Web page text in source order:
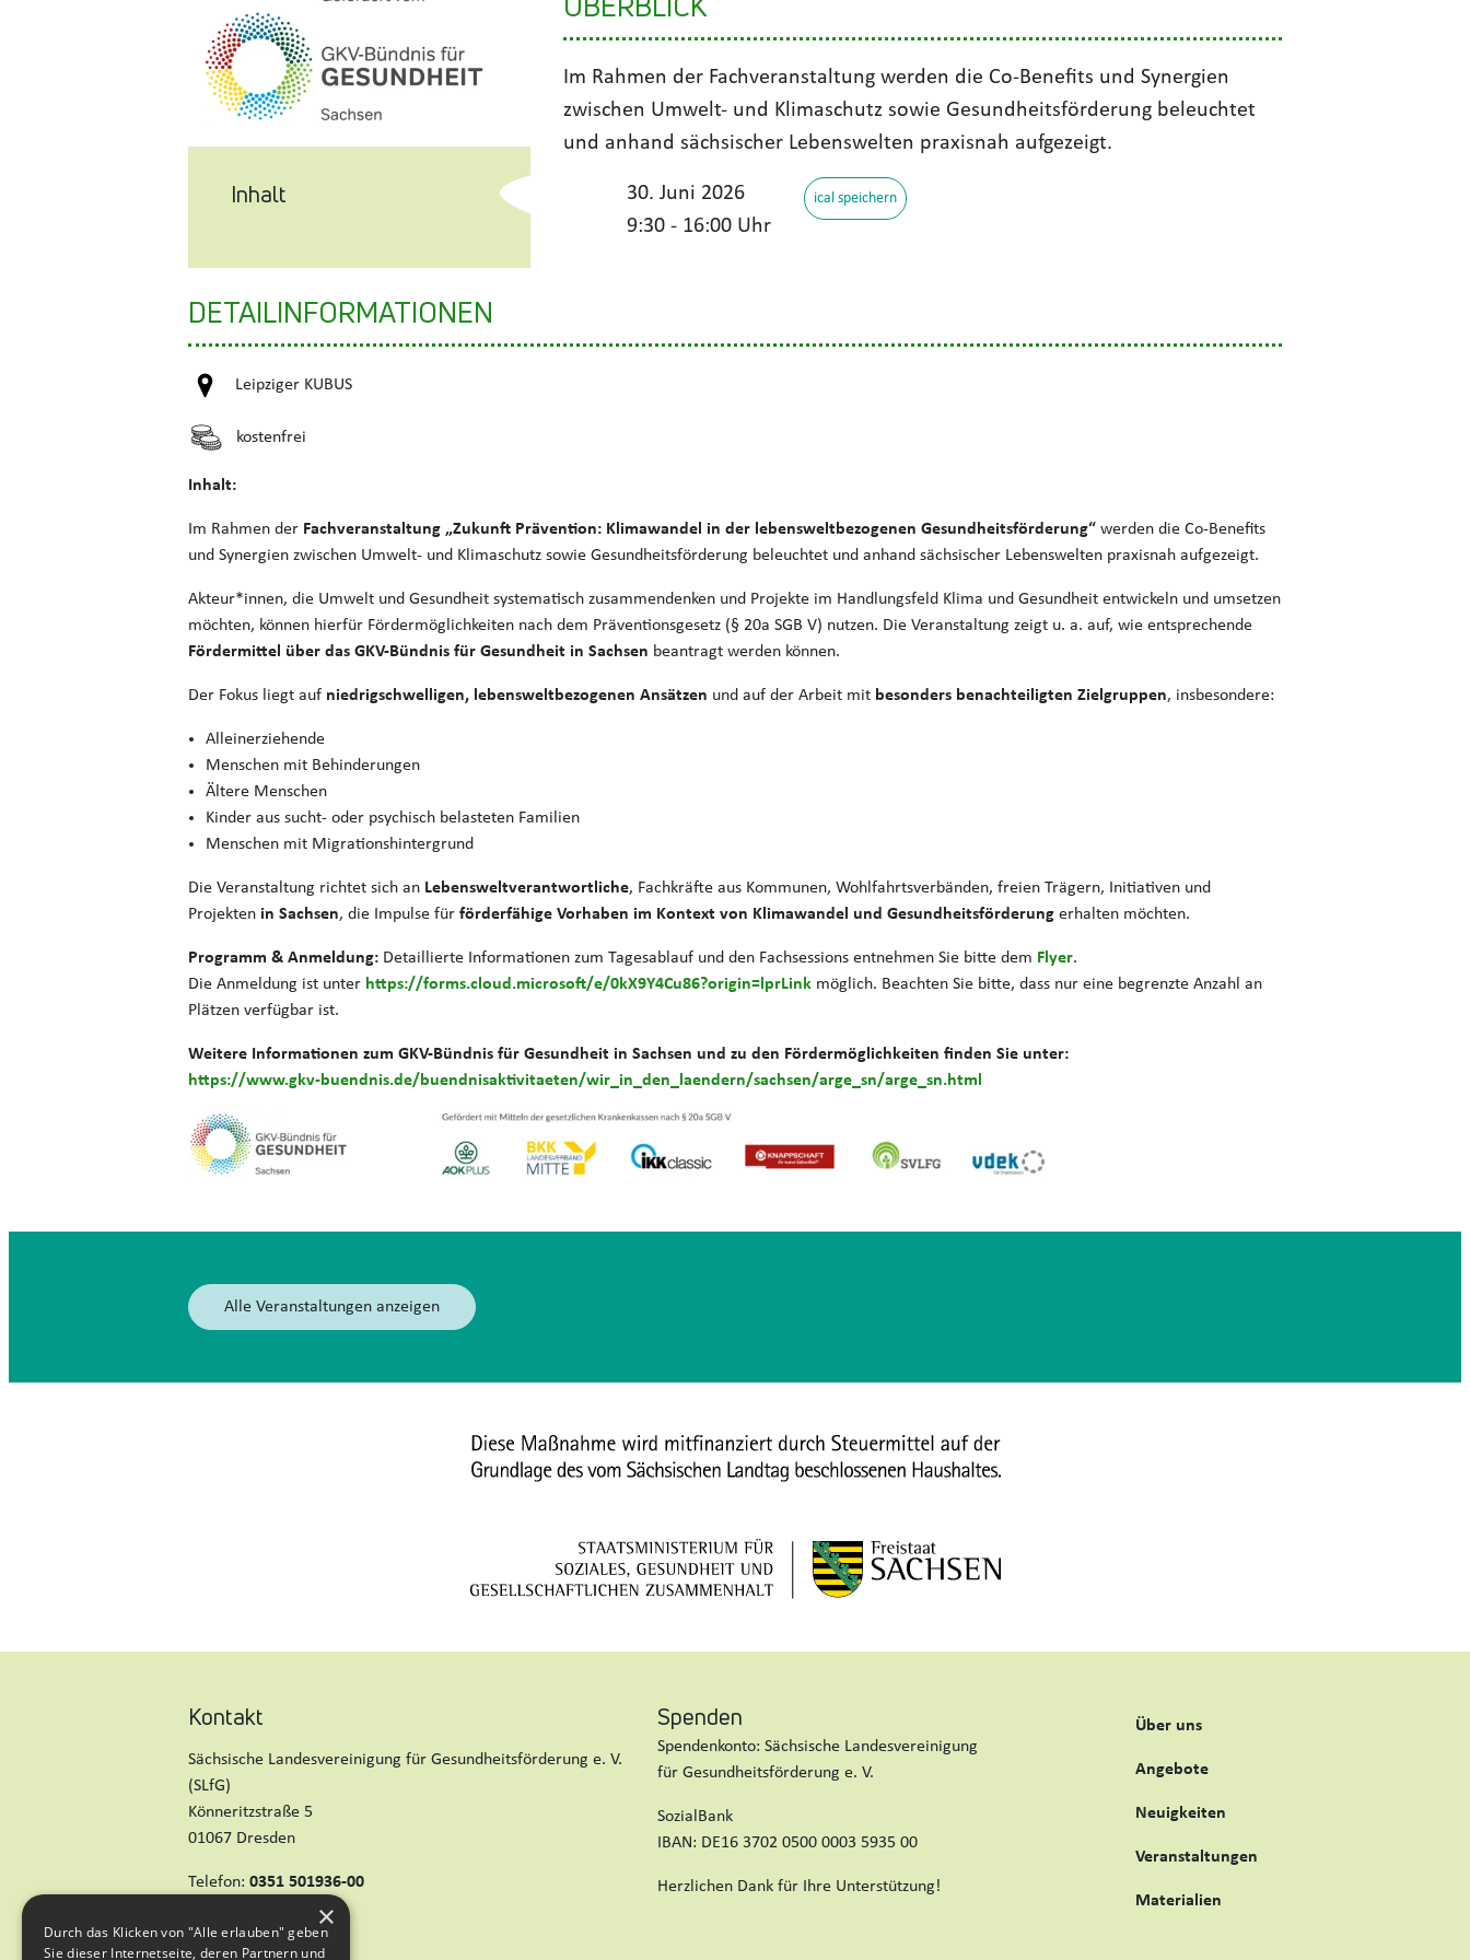
Inhalt
Im Rahmen der Fachveranstaltung werden die Co-Benefits und Synergien
zwischen Umwelt- und Klimaschutz sowie Gesundheitsförderung beleuchtet
und anhand sächsischer Lebenswelten praxisnah aufgezeigt.
30. Juni 2026
9:30 - 16:00 Uhr
ical speichern
DETAILINFORMATIONEN
Leipziger KUBUS
kostenfrei
Inhalt:
Im Rahmen der Fachveranstaltung „Zukunft Prävention: Klimawandel in der lebensweltbezogenen Gesundheitsförderung“ werden die Co-Benefits
und Synergien zwischen Umwelt- und Klimaschutz sowie Gesundheitsförderung beleuchtet und anhand sächsischer Lebenswelten praxisnah aufgezeigt.
Akteur*innen, die Umwelt und Gesundheit systematisch zusammendenken und Projekte im Handlungsfeld Klima und Gesundheit entwickeln und umsetzen
möchten, können hierfür Fördermöglichkeiten nach dem Präventionsgesetz (§ 20a SGB V) nutzen. Die Veranstaltung zeigt u. a. auf, wie entsprechende
Fördermittel über das GKV-Bündnis für Gesundheit in Sachsen beantragt werden können.
Der Fokus liegt auf niedrigschwelligen, lebensweltbezogenen Ansätzen und auf der Arbeit mit besonders benachteiligten Zielgruppen, insbesondere:
Alleinerziehende
Menschen mit Behinderungen
Ältere Menschen
Kinder aus sucht- oder psychisch belasteten Familien
Menschen mit Migrationshintergrund
Die Veranstaltung richtet sich an Lebensweltverantwortliche, Fachkräfte aus Kommunen, Wohlfahrtsverbänden, freien Trägern, Initiativen und
Projekten in Sachsen, die Impulse für förderfähige Vorhaben im Kontext von Klimawandel und Gesundheitsförderung erhalten möchten.
Programm & Anmeldung: Detaillierte Informationen zum Tagesablauf und den Fachsessions entnehmen Sie bitte dem Flyer.
Die Anmeldung ist unter https://forms.cloud.microsoft/e/0kX9Y4Cu86?origin=lprLink möglich. Beachten Sie bitte, dass nur eine begrenzte Anzahl an
Plätzen verfügbar ist.
Weitere Informationen zum GKV-Bündnis für Gesundheit in Sachsen und zu den Fördermöglichkeiten finden Sie unter:
https://www.gkv-buendnis.de/buendnisaktivitaeten/wir_in_den_laendern/sachsen/arge_sn/arge_sn.html
Alle Veranstaltungen anzeigen
Kontakt
Sächsische Landesvereinigung für Gesundheitsförderung e. V.
(SLfG)
Könneritzstraße 5
01067 Dresden
Telefon: 0351 501936-00
post@slfg.de
Spenden
Spendenkonto: Sächsische Landesvereinigung
für Gesundheitsförderung e. V.
SozialBank
IBAN: DE16 3702 0500 0003 5935 00
Herzlichen Dank für Ihre Unterstützung!
Über uns
Angebote
Neuigkeiten
Veranstaltungen
Materialien
×
Durch das Klicken von "Alle erlauben" geben
Sie dieser Internetseite, deren Partnern und